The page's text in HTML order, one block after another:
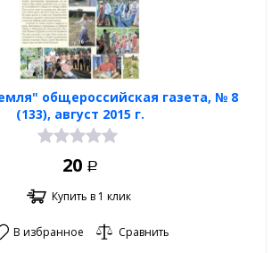
общероссийская газета, № 8
(133), август 2015 г.
20 Р
Купить в 1 клик
В избранное Сравнить